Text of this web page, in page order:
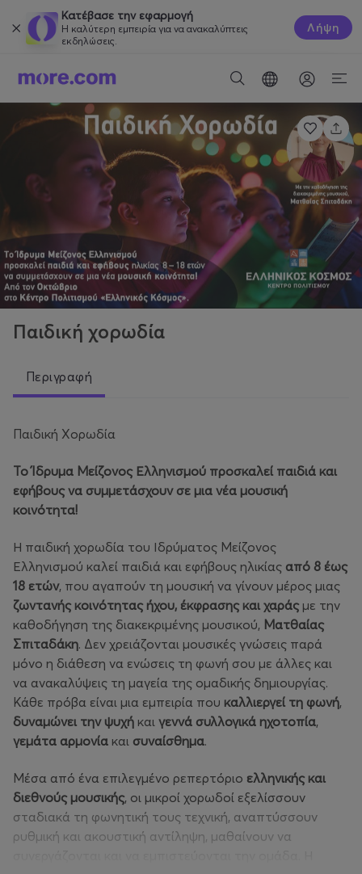
Κατέβασε την εφαρμογή
Η καλύτερη εμπειρία για να ανακαλύπτεις
εκδηλώσεις.
Λήψη
Παιδική χορωδία
Περιγραφή
Παιδική Χορωδία
Το Ίδρυμα Μείζονος Ελληνισμού προσκαλεί παιδιά και
εφήβους να συμμετάσχουν σε μια νέα μουσική
κοινότητα!
Η παιδική χορωδία του Ιδρύματος Μείζονος
Ελληνισμού καλεί παιδιά και εφήβους ηλικίας από 8 έως
18 ετών, που αγαπούν τη μουσική να γίνουν μέρος μιας
ζωντανής κοινότητας ήχου, έκφρασης και χαράς με την
καθοδήγηση της διακεκριμένης μουσικού, Ματθαίας
Σπιταδάκη. Δεν χρειάζονται μουσικές γνώσεις παρά
μόνο η διάθεση να ενώσεις τη φωνή σου με άλλες και
να ανακαλύψεις τη μαγεία της ομαδικής δημιουργίας.
Κάθε πρόβα είναι μια εμπειρία που καλλιεργεί τη φωνή,
δυναμώνει την ψυχή και γεννά συλλογικά ηχοτοπία,
γεμάτα αρμονία και συναίσθημα.
Μέσα από ένα επιλεγμένο ρεπερτόριο ελληνικής και
διεθνούς μουσικής, οι μικροί χορωδοί εξελίσσουν
σταδιακά τη φωνητική τους τεχνική, αναπτύσσουν
ρυθμική και ακουστική αντίληψη, μαθαίνουν να